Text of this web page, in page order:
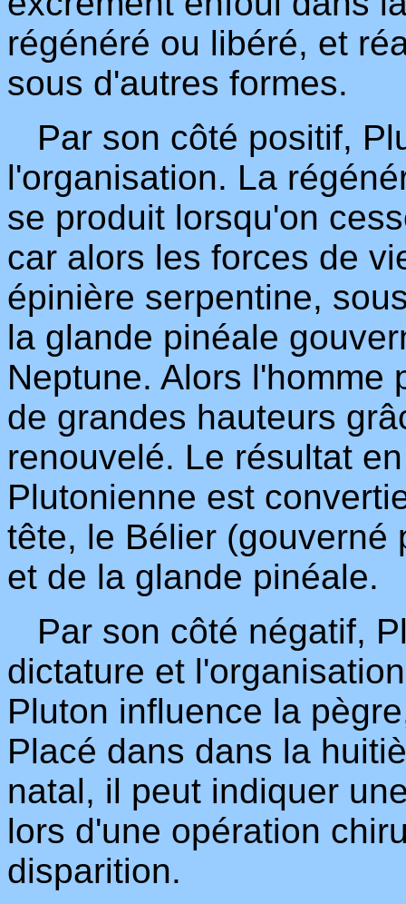
régénéré ou libéré, et
sous d'autres formes.
Par son côté positif,
l'organisation. La
se produit lorsqu'on
car alors les forces de
épinière serpentine,
la glande pinéale
Neptune. Alors l'homme
de grandes hauteurs
renouvelé. Le résultat
Plutonienne est
tête, le Bélier (gouverné
et de la glande pinéale.
Par son côté négatif,
dictature et
Pluton influence la
Placé dans dans la
natal, il peut indiquer
lors d'une opération
disparition.